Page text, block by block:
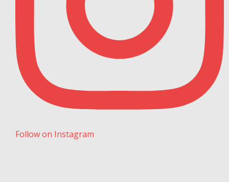
Follow on Instagram